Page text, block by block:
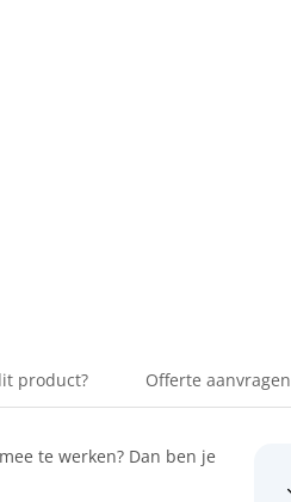
product? Offerte aanvragen
te werken? Dan ben je